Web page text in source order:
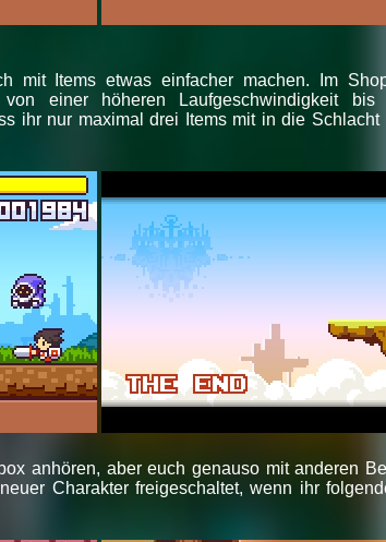
mit Items etwas einfacher machen. Im
einer höheren Laufgeschwindigkeit
ihr nur maximal drei Items mit in die
anhören, aber euch genauso mit anderen
Charakter freigeschaltet, wenn ihr